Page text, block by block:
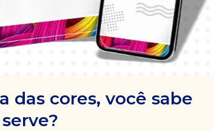
das cores, você sabe